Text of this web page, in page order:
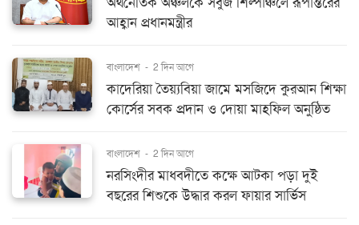
আহ্বান প্রধানমন্ত্রীর
বাংলাদেশ - 2 দিন আগে
কাদেরিয়া তৈয়্যবিয়া জামে মসজিদে কুরআন শিক্ষা
কোর্সের সবক প্রদান ও দোয়া মাহফিল অনুষ্ঠিত
বাংলাদেশ - 2 দিন আগে
নরসিংদীর মাধবদীতে কক্ষে আটকা পড়া দুই
বছরের শিশুকে উদ্ধার করল ফায়ার সার্ভিস